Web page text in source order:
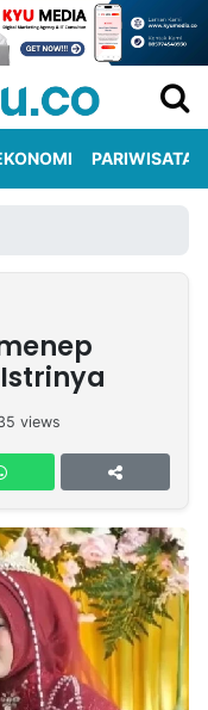
PARIWISATA
views